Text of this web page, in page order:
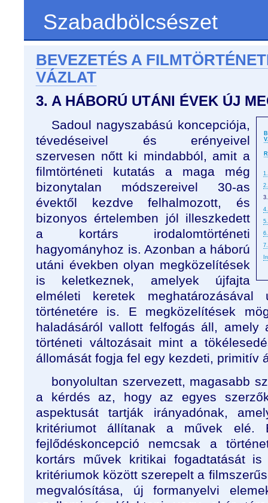
Szabadbölcsészet
BEVEZETÉS A
VÁZLAT
3. A HÁBORÚ UTÁNI ÉVEK ÚJ
Sadoul nagyszabású koncepciója,
tévedéseivel és erényeivel
szervesen nőtt ki mindabból, amit a
filmtörténeti kutatás a maga még
bizonytalan módszereivel 30-as
évektől kezdve felhalmozott, és
bizonyos értelemben jól illeszkedett
a kortárs irodalomtörténeti
hagyományhoz is. Azonban a háború
utáni években olyan megközelítések
is keletkeznek, amelyek újfajta
elméleti keretek
történetére is. E megközelítések
haladásáról vallott felfogás áll, amely
történeti változásait mint a
állomását fogja fel egy kezdeti, primitív
bonyolultan szervezett, magasabb
a kérdés az, hogy az egyes
aspektusát tartják irányadónak,
kritériumot állítanak a művek elé.
fejlődéskoncepció nemcsak a
kortárs művek kritikai fogadtatását
kritériumok között szerepelt a
megvalósítása, új formanyelvi